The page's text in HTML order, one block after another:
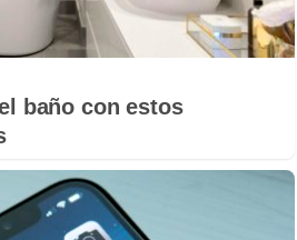
baño con estos